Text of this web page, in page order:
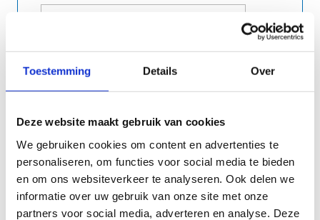
Toestemming Details Over
Deze website maakt gebruik van cookies
We gebruiken cookies om content en advertenties te
personaliseren, om functies voor social media te bieden
en om ons websiteverkeer te analyseren. Ook delen we
informatie over uw gebruik van onze site met onze
partners voor social media, adverteren en analyse. Deze
.##.##.###-##